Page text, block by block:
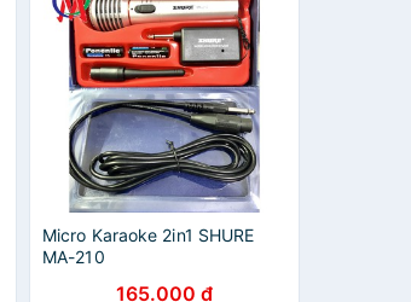
Micro Karaoke 2in1 SHURE
MA-210
165.000 đ